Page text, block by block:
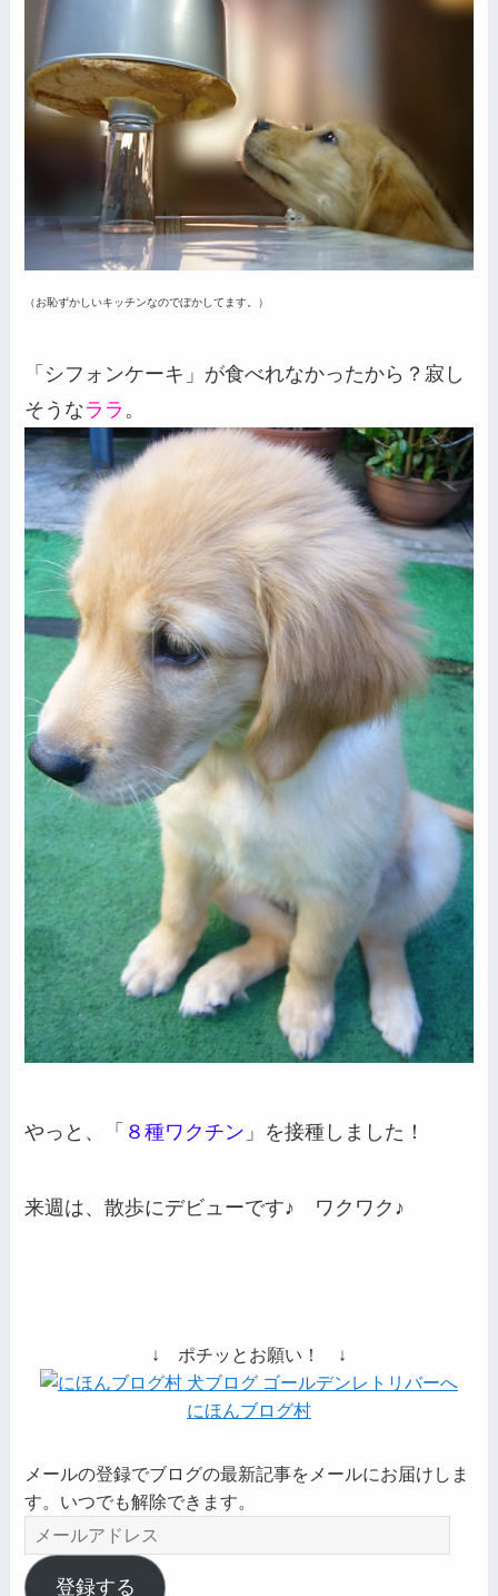
（お恥ずかしいキッチンなのでぼかしてます。）
「シフォンケーキ」が食べれなかったから？寂し
そうなララ 。
やっと、「 ８種ワクチン 」を接種しました！
来週は、散歩にデビューです♪ ワクワク♪
↓ ポチッとお願い！ ↓
にほんブログ村
メールの登録でブログの最新記事をメールにお届けしま
す。いつでも解除できます。
メ
ー
ル
登録する